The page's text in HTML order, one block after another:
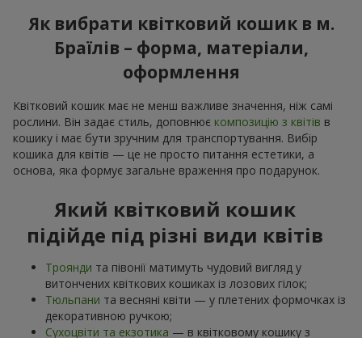
Як вибрати квітковий кошик в м.
Браїлів – форма, матеріали,
оформлення
Квітковий кошик має не менш важливе значення, ніж самі
рослини. Він задає стиль, доповнює композицію з квітів в
кошику і має бути зручним для транспортування. Вибір
кошика для квітів — це не просто питання естетики, а
основа, яка формує загальне враження про подарунок.
Який квітковий кошик
підійде під різні види квітів
Троянди та півонії матимуть чудовий вигляд у
витончених квіткових кошиках із лозових гілок;
Тюльпани та весняні квіти — у плетених формочках із
декоративною ручкою;
Сухоцвіти та екзотика — в квітковому кошику з